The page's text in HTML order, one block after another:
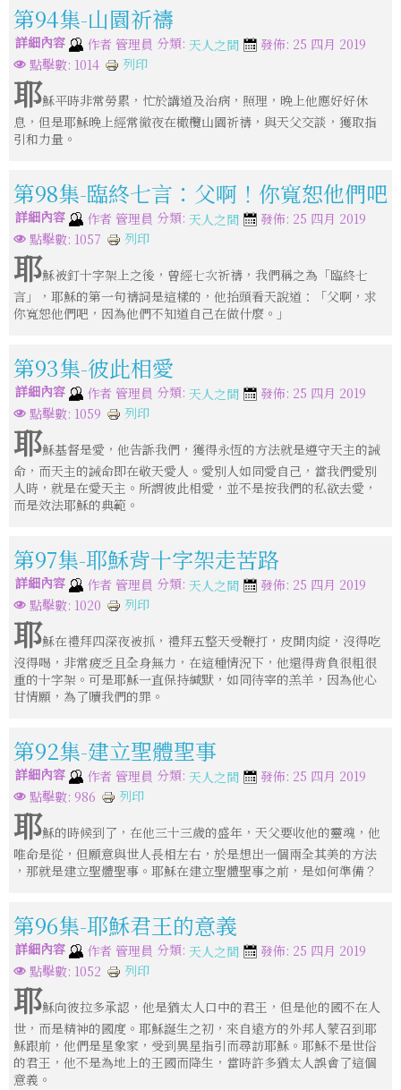
第94集-山園祈禱
詳細內容 作者 管理員 分類: 天人之間
發佈: 25 四月 2019
點擊數: 1014
列印
耶穌平時非常勞累，忙於講道及治病，照理，晚上他應好好休
息，但是耶穌晚上經常徹夜在橄欖山園祈禱，與天父交談，獲取指
引和力量。
第98集-臨終七言：父啊！你寬恕他們吧
詳細內容 作者 管理員 分類: 天人之間
發佈: 25 四月 2019
點擊數: 1057
列印
耶穌被釘十字架上之後，曾經七次祈禱，我們稱之為「臨終七
言」，耶穌的第一句禱詞是這樣的，他抬頭看天說道：「父啊，求
你寬恕他們吧，因為他們不知道自己在做什麼。」
第93集-彼此相愛
詳細內容 作者 管理員 分類: 天人之間
發佈: 25 四月 2019
點擊數: 1059
列印
耶穌基督是愛，他告訴我們，獲得永恆的方法就是遵守天主的誡
命，而天主的誡命即在敬天愛人。愛別人如同愛自己，當我們愛別
人時，就是在愛天主。所謂彼此相愛，並不是按我們的私欲去愛，
而是效法耶穌的典範。
第97集-耶穌背十字架走苦路
詳細內容 作者 管理員 分類: 天人之間
發佈: 25 四月 2019
點擊數: 1020
列印
耶穌在禮拜四深夜被抓，禮拜五整天受鞭打，皮開肉綻，沒得吃
沒得喝，非常疲乏且全身無力，在這種情況下，他還得背負很粗很
重的十字架。可是耶穌一直保持緘默，如同待宰的羔羊，因為他心
甘情願，為了贖我們的罪。
第92集-建立聖體聖事
詳細內容 作者 管理員 分類: 天人之間
發佈: 25 四月 2019
點擊數: 986
列印
耶穌的時候到了，在他三十三歲的盛年，天父要收他的靈魂，他
唯命是從，但願意與世人長相左右，於是想出一個兩全其美的方法
，那就是建立聖體聖事。耶穌在建立聖體聖事之前，是如何準備？
第96集-耶穌君王的意義
詳細內容 作者 管理員 分類: 天人之間
發佈: 25 四月 2019
點擊數: 1052
列印
耶穌向彼拉多承認，他是猶太人口中的君王，但是他的國不在人
世，而是精神的國度。耶穌誕生之初，來自遠方的外邦人蒙召到耶
穌跟前，他們是星象家，受到異星指引而尋訪耶穌。耶穌不是世俗
的君王，他不是為地上的王國而降生，當時許多猶太人誤會了這個
意義。